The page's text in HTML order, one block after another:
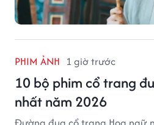
PHIM ẢNH 1 giờ trước
10 bộ phim cổ trang
nhất năm 2026